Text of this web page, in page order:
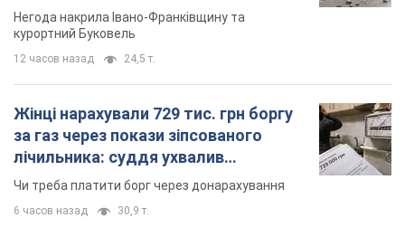
Відео
Негода накрила Івано-Франківщину та
курортний Буковель
12 часов назад 24,5 т.
Жінці нарахували 729 тис. грн боргу
за газ через покази зіпсованого
лічильника: суддя ухвалив
неочікуване рішення
Чи треба платити борг через донарахування
6 часов назад 30,9 т.